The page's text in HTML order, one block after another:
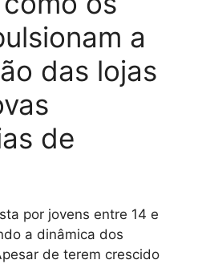
a
das lojas
de
por jovens entre 14 e
a dinâmica dos
de terem crescido